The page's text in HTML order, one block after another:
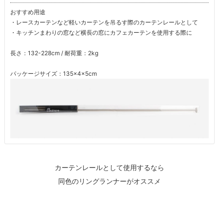
おすすめ用途
・レースカーテンなど軽いカーテンを吊るす際のカーテンレールとして
・キッチンまわりの窓など横長の窓にカフェカーテンを使用する際に
長さ：132-228cm / 耐荷重：2kg
パッケージサイズ：135×4×5cm
カーテンレールとして使用するなら
同色のリングランナーがオススメ